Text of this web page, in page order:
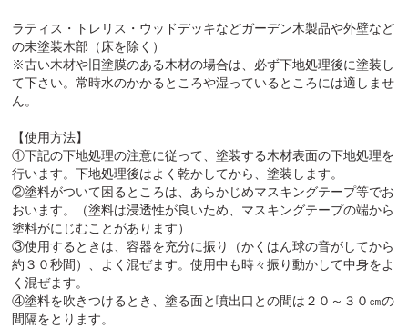
ラティス・トレリス・ウッドデッキなどガーデン木製品や外壁など
の未塗装木部（床を除く）
※古い木材や旧塗膜のある木材の場合は、必ず下地処理後に塗装し
て下さい。常時水のかかるところや湿っているところには適しませ
ん。
【使用方法】
①下記の下地処理の注意に従って、塗装する木材表面の下地処理を
行います。下地処理後はよく乾かしてから、塗装します。
②塗料がついて困るところは、あらかじめマスキングテープ等でお
おいます。（塗料は浸透性が良いため、マスキングテープの端から
塗料がにじむことがあります）
③使用するときは、容器を充分に振り（かくはん球の音がしてから
約３０秒間）、よく混ぜます。使用中も時々振り動かして中身をよ
く混ぜます。
④塗料を吹きつけるとき、塗る面と噴出口との間は２０～３０㎝の
間隔をとります。